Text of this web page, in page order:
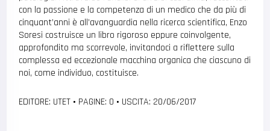
con la passione e la competenza di un medico che da più di
cinquant’anni è all’avanguardia nella ricerca scientifica, Enzo
Soresi costruisce un libro rigoroso eppure coinvolgente,
approfondito ma scorrevole, invitandoci a riflettere sulla
complessa ed eccezionale macchina organica che ciascuno di
noi, come individuo, costituisce.
EDITORE: UTET • PAGINE: 0 • USCITA: 20/06/2017